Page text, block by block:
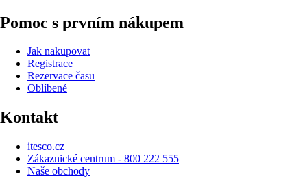
Pomoc s prvním nákupem
Jak nakupovat
Registrace
Rezervace času
Oblíbené
Kontakt
itesco.cz
Zákaznické centrum - 800 222 555
Naše obchody